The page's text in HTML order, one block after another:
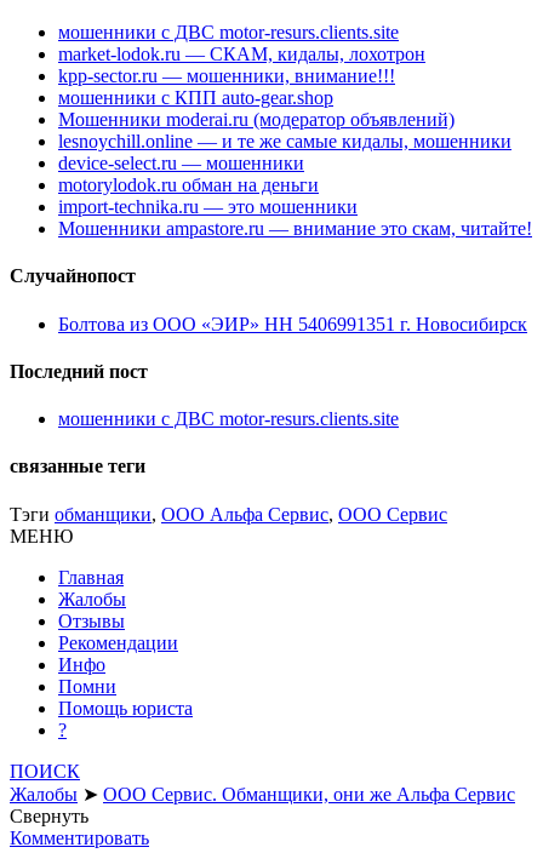
мошенники с ДВС motor-resurs.clients.site
market-lodok.ru — СКАМ, кидалы, лохотрон
kpp-sector.ru — мошенники, внимание!!!
мошенники с КПП auto-gear.shop
Мошенники moderai.ru (модератор объявлений)
lesnoychill.online — и те же самые кидалы, мошенники
device-select.ru — мошенники
motorylodok.ru обман на деньги
import-technika.ru — это мошенники
Мошенники ampastore.ru — внимание это скам, читайте!
Случайнопост
Болтова из ООО «ЭИР» НН 5406991351 г. Новосибирск
Последний пост
мошенники с ДВС motor-resurs.clients.site
связанные теги
Тэги обманщики, ООО Альфа Сервис, ООО Сервис
МЕНЮ
Главная
Жалобы
Отзывы
Рекомендации
Инфо
Помни
Помощь юриста
?
ПОИСК
Жалобы ➤ ООО Сервис. Обманщики, они же Альфа Сервис
Свернуть
Комментировать